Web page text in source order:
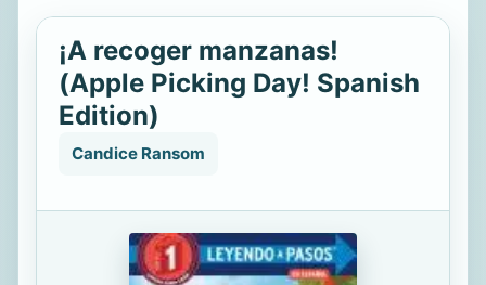
¡A recoger manzanas!
(Apple Picking Day! Spanish
Edition)
Candice Ransom